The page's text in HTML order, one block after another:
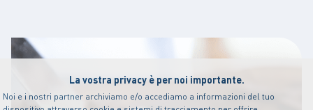
La vostra privacy è per noi importante.
Noi e i nostri partner archiviamo e/o accediamo a informazioni del tuo